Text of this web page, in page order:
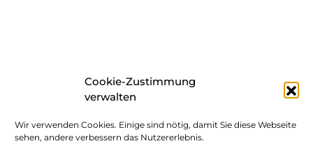
Cookie-Zustimmung
verwalten
Wir verwenden Cookies. Einige sind nötig, damit Sie diese Webseite
sehen, andere verbessern das Nutzererlebnis.